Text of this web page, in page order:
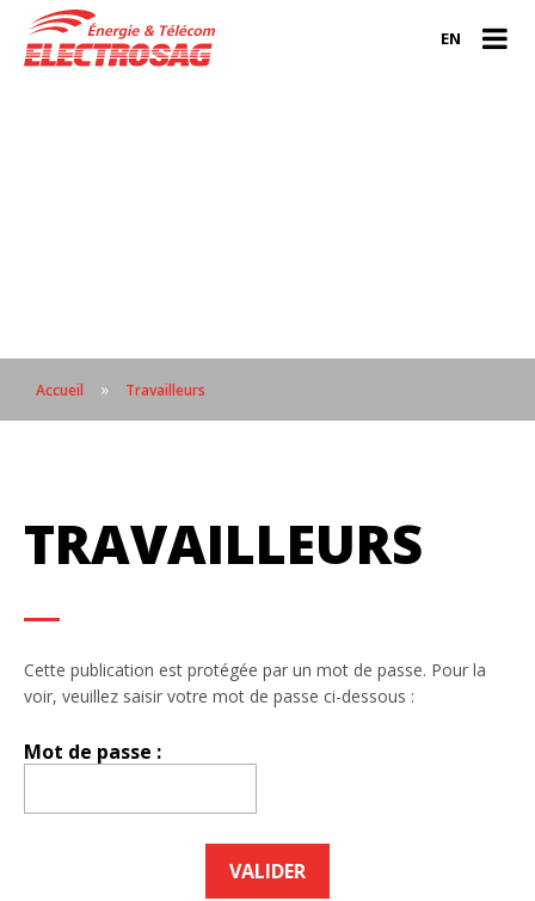
EN
Accueil » Travailleurs
TRAVAILLEURS
Cette publication est protégée par un mot de passe. Pour la
voir, veuillez saisir votre mot de passe ci-dessous :
Mot de passe :